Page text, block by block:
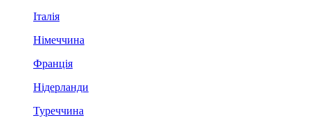
Італія
Німеччина
Франція
Нідерланди
Туреччина